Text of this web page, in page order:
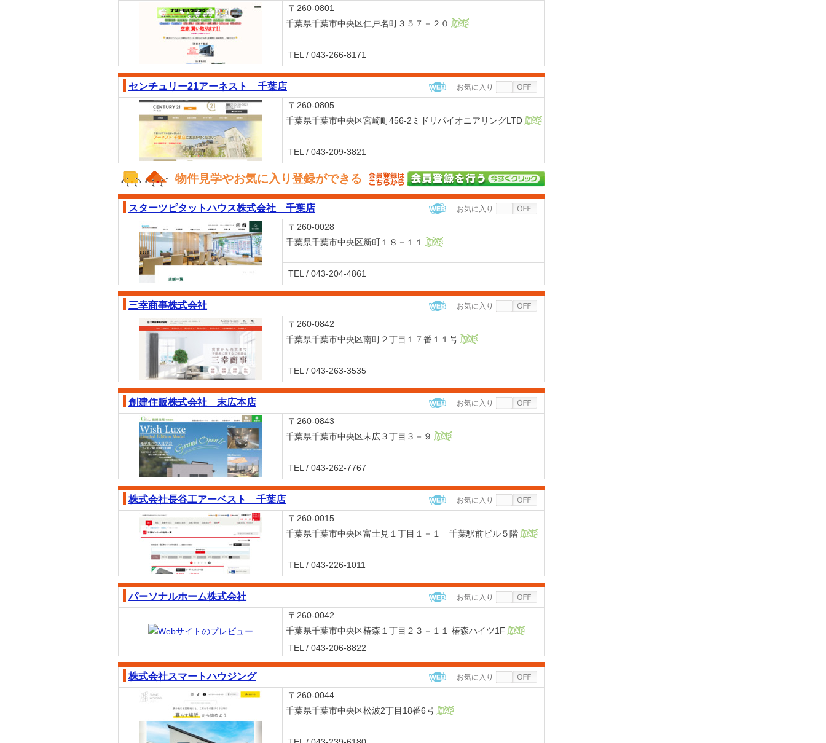
WEB
〒260-0801
千葉県千葉市中央区仁戸名町３５７－２０
TEL / 043-266-8171
お気に入り
センチュリー21アーネスト 千葉店
WEB
〒260-0805
千葉県千葉市中央区宮崎町456-2ミドリパイオニアリングLTD
TEL / 043-209-3821
物件見学やお気に入り登録ができる
お気に入り
スターツピタットハウス株式会社 千葉店
WEB
〒260-0028
千葉県千葉市中央区新町１８－１１
TEL / 043-204-4861
お気に入り
三幸商事株式会社
WEB
〒260-0842
千葉県千葉市中央区南町２丁目１７番１１号
TEL / 043-263-3535
お気に入り
創建住販株式会社 末広本店
WEB
〒260-0843
千葉県千葉市中央区末広３丁目３－９
TEL / 043-262-7767
お気に入り
株式会社長谷工アーベスト 千葉店
WEB
〒260-0015
千葉県千葉市中央区富士見１丁目１－１ 千葉駅前ビル５階
TEL / 043-226-1011
お気に入り
パーソナルホーム株式会社
WEB
〒260-0042
千葉県千葉市中央区椿森１丁目２３－１１ 椿森ハイツ1F
MAP
TEL / 043-206-8822
お気に入り
株式会社スマートハウジング
WEB
〒260-0044
千葉県千葉市中央区松波2丁目18番6号